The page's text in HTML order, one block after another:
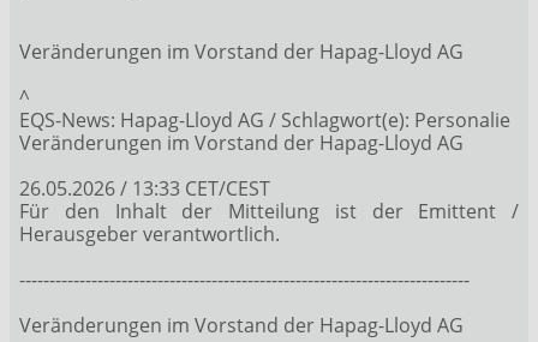
Veränderungen im Vorstand der Hapag-Lloyd AG
^
EQS-News: Hapag-Lloyd AG / Schlagwort(e): Personalie
Veränderungen im Vorstand der Hapag-Lloyd AG
26.05.2026 / 13:33 CET/CEST
Für den Inhalt der Mitteilung ist der Emittent /
Herausgeber verantwortlich.
---------------------------------------------------------------------------
Veränderungen im Vorstand der Hapag-Lloyd AG